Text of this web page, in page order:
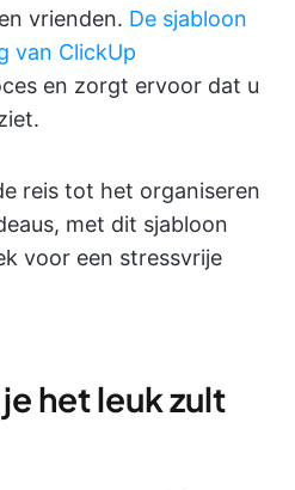
vrienden. De sjabloon
van ClickUp
en zorgt ervoor dat u
reis tot het organiseren
met dit sjabloon
voor een stressvrije
het leuk zult